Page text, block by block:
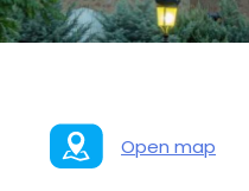
Open map